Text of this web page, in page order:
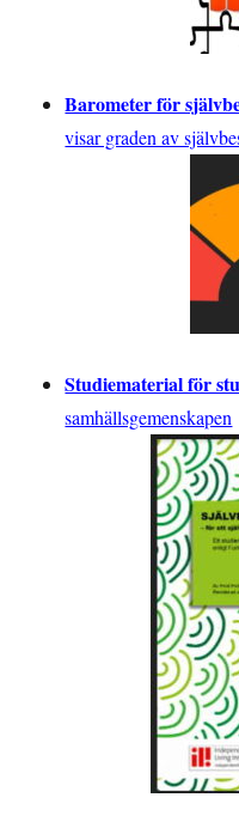
Barometer för
visar graden av
Studiematerial för
samhällsgemenskapen